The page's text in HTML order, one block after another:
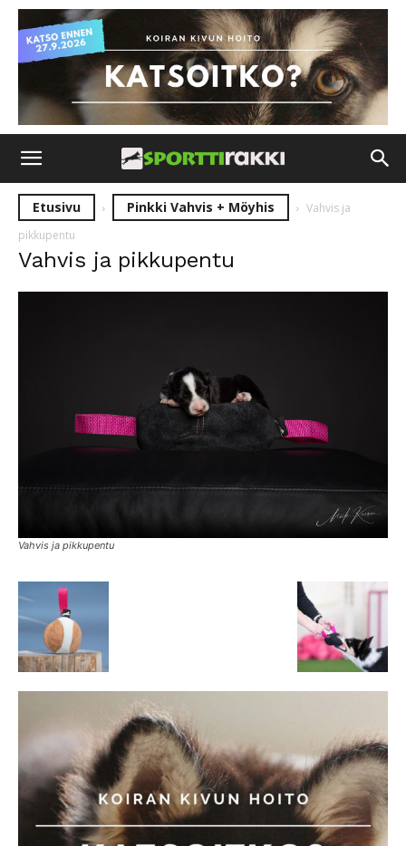
Etusivu Pinkki Vahvis + Möyhis
Vahvis ja
pikkupentu
Vahvis ja pikkupentu
Vahvis ja pikkupentu